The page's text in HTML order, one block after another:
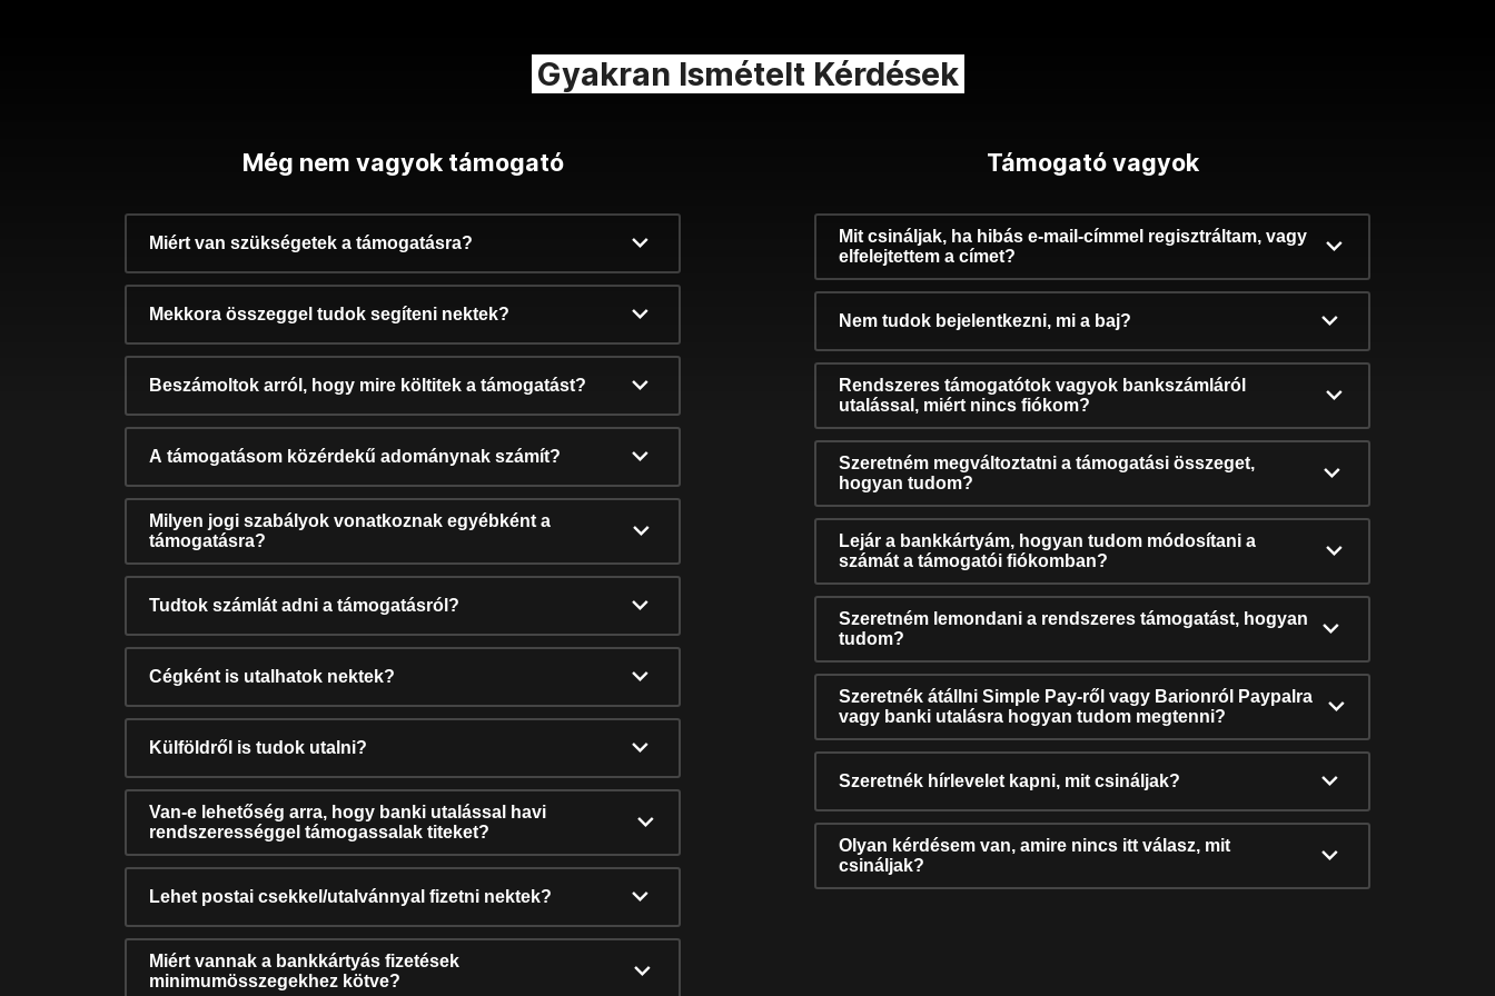
Gyakran Ismételt Kérdések
Még nem vagyok támogató
Miért van szükségetek a támogatásra?
Mekkora összeggel tudok segíteni nektek?
Beszámoltok arról, hogy mire költitek a támogatást?
A támogatásom közérdekű adománynak számít?
Milyen jogi szabályok vonatkoznak egyébként a
támogatásra?
Tudtok számlát adni a támogatásról?
Cégként is utalhatok nektek?
Külföldről is tudok utalni?
Van-e lehetőség arra, hogy banki utalással havi
rendszerességgel támogassalak titeket?
Lehet postai csekkel/utalvánnyal fizetni nektek?
Miért vannak a bankkártyás fizetések
minimumösszegekhez kötve?
Támogató vagyok
Mit csináljak, ha hibás e-mail-címmel regisztráltam, vagy
elfelejtettem a címet?
Nem tudok bejelentkezni, mi a baj?
Rendszeres támogatótok vagyok bankszámláról
utalással, miért nincs fiókom?
Szeretném megváltoztatni a támogatási összeget,
hogyan tudom?
Lejár a bankkártyám, hogyan tudom módosítani a
számát a támogatói fiókomban?
Szeretném lemondani a rendszeres támogatást, hogyan
tudom?
Szeretnék átállni Simple Pay-ről vagy Barionról Paypalra
vagy banki utalásra hogyan tudom megtenni?
Szeretnék hírlevelet kapni, mit csináljak?
Olyan kérdésem van, amire nincs itt válasz, mit
csináljak?